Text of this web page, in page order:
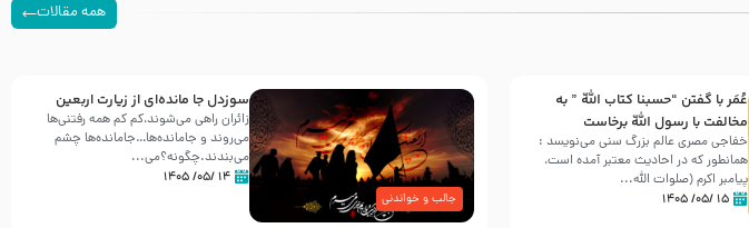
همه مقالات
عُمَر با گفتن “حسبنا كتاب اللّه ” به
مخالفت با رسول اللّه برخاست
خفاجی مصری عالم بزرگ سنی می‌نویسد :
همانطور که در احادیث معتبر آمده است،
پیامبر اکرم (صلوات اللّه...
۱۵ /۰۵/ ۱۴۰۵ جالب و خواندنی
سوزدل جا مانده‌ای از زیارت اربعین
زائران راهی می‌شوند،کم‌ کم همه رفتنی‌ها
می‌روند و جامانده‌ها…جامانده‌ها چشم
می‌بندند.چگونه؟می‌...
۱۴ /۰۵/ ۱۴۰۵